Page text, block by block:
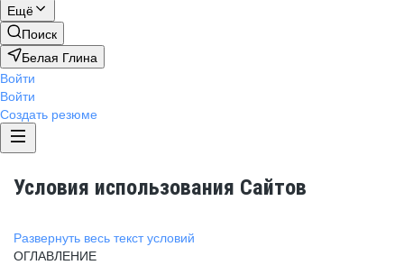
Ещё
Поиск
Белая Глина
Войти
Войти
Создать резюме
Условия использования Сайтов
Развернуть весь текст условий
ОГЛАВЛЕНИЕ